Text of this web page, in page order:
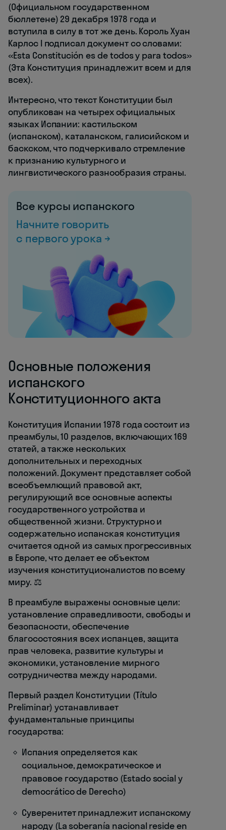
(Официальном государственном
бюллетене) 29 декабря 1978 года и
вступила в силу в тот же день. Король Хуан
Карлос I подписал документ со словами:
«Esta Constitución es de todos y para todos»
(Эта Конституция принадлежит всем и для
всех).
Интересно, что текст Конституции был
опубликован на четырех официальных
языках Испании: кастильском
(испанском), каталанском, галисийском и
баскском, что подчеркивало стремление
к признанию культурного и
лингвистического разнообразия страны.
Все курсы испанского
Начните говорить
с первого урока →
Основные положения
испанского
Конституционного акта
Конституция Испании 1978 года состоит из
преамбулы, 10 разделов, включающих 169
статей, а также нескольких
дополнительных и переходных
положений. Документ представляет собой
всеобъемлющий правовой акт,
регулирующий все основные аспекты
государственного устройства и
общественной жизни. Структурно и
содержательно испанская конституция
считается одной из самых прогрессивных
в Европе, что делает ее объектом
изучения конституционалистов по всему
миру. ⚖️
В преамбуле выражены основные цели:
установление справедливости, свободы и
безопасности, обеспечение
благосостояния всех испанцев, защита
прав человека, развитие культуры и
экономики, установление мирного
сотрудничества между народами.
Первый раздел Конституции (Título
Preliminar) устанавливает
фундаментальные принципы
государства:
Испания определяется как
социальное, демократическое и
правовое государство (Estado social y
democrático de Derecho)
Суверенитет принадлежит испанскому
народу (La soberanía nacional reside en